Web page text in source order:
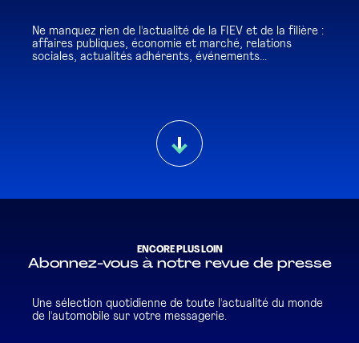
Ne manquez rien de l'actualité de la FIEV et de la filière :
affaires publiques, économie et marché, relations
sociales, actualités adhérents, événements...
ENCORE PLUS LOIN
Abonnez-vous à notre revue de presse
Une sélection quotidienne de toute l'actualité du monde
de l'automobile sur votre messagerie.